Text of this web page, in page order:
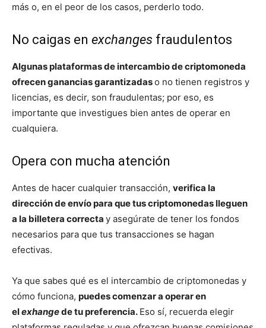
más o, en el peor de los casos, perderlo todo.
No caigas en exchanges fraudulentos
Algunas plataformas de intercambio de criptomoneda
ofrecen ganancias garantizadaso no tienen registros y
licencias, es decir, son fraudulentas; por eso, es
importante que investigues bien antes de operar en
cualquiera.
Opera con mucha atención
Antes de hacer cualquier transacción, verifica la
dirección de envíopara que tus criptomonedas lleguen
a la billetera correcta y asegúrate de tener los fondos
necesarios para que tus transacciones se hagan
efectivas.
Ya que sabes qué es el intercambio de criptomonedas y
cómo funciona, puedes comenzar a operar en
elexhangede tu preferencia. Eso sí, recuerda elegir